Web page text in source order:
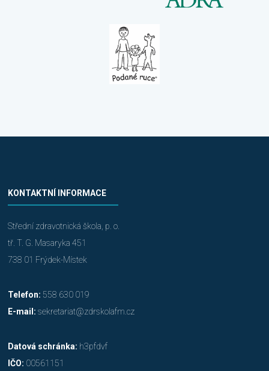
KONTAKTNÍ INFORMACE
Střední zdravotnická škola, p. o.
tř. T. G. Masaryka 451
738 01 Frýdek-Místek
Telefon: 558 630 019
E-mail: sekretariat@zdrskolafm.cz
Datová schránka: h3pfdvf
IČO: 00561151